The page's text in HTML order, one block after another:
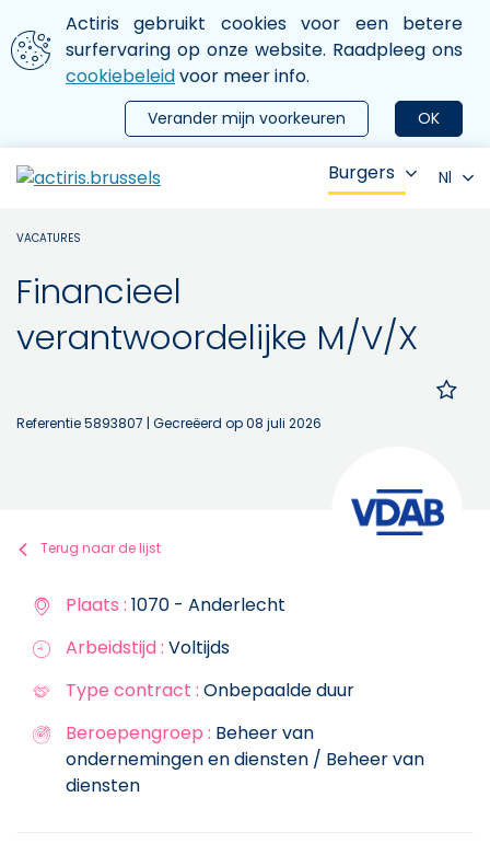
Aller au contenu principal
We gebruiken cookies
Actiris gebruikt cookies voor een betere
surfervaring op onze website. Raadpleeg ons
cookiebeleidvoor meer info.
OK
Verander mijn voorkeuren
le menu
Burgers Nl
VACATURES
Financieel
verantwoordelijke M/V/X
Referentie 5893807 | Gecreëerd op 08 juli 2026
Terug naar de lijst
Plaats : 1070 - Anderlecht
Arbeidstijd : Voltijds
Type contract : Onbepaalde duur
Beroepengroep : Beheer van
ondernemingen en diensten / Beheer van
diensten